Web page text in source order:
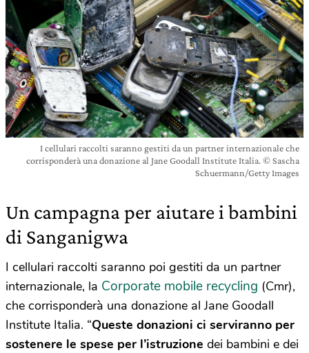
I cellulari raccolti saranno gestiti da un partner internazionale che
corrisponderà una donazione al Jane Goodall Institute Italia. © Sascha
Schuermann/Getty Images
Un campagna per aiutare i bambini
di Sanganigwa
I cellulari raccolti saranno poi gestiti da un partner
internazionale, la Corporate mobile recycling (Cmr),
che corrisponderà una donazione al Jane Goodall
Institute Italia. “Queste donazioni ci serviranno per
sostenere le spese per l’istruzione dei bambini e dei